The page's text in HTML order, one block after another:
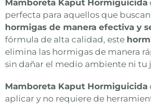
Mamboreta Kaput Hormiguicida
perfecta para aquellos que buscan
hormigas de manera efectiva y
fórmula de alta calidad, este
elimina las hormigas de manera
sin dañar el medio ambiente ni tu
Mamboreta Kaput Hormiguicida
aplicar y no requiere de